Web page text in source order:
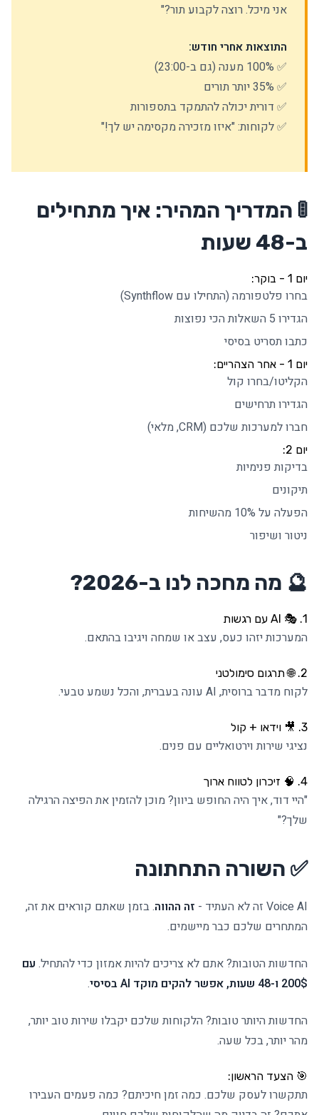
אני מיכל. רוצה לקבוע תור?"
התוצאות אחרי חודש:
✅ 100% מענה (גם ב-23:00)
✅ 35% יותר תורים
✅ דורית יכולה להתמקד בתספורות
✅ לקוחות: "איזו מזכירה מקסימה יש לך!"
🚦 המדריך המהיר: איך מתחילים
ב-48 שעות
יום 1 - בוקר:
בחרו פלטפורמה (התחילו עם Synthflow)
הגדירו 5 השאלות הכי נפוצות
כתבו תסריט בסיסי
יום 1 - אחר הצהריים:
הקליטו/בחרו קול
הגדירו תרחישים
חברו למערכות שלכם (CRM, מלאי)
יום 2:
בדיקות פנימיות
תיקונים
הפעלה על 10% מהשיחות
ניטור ושיפור
🔮 מה מחכה לנו ב-2026?
1. 🎭 AI עם רגשות
המערכות יזהו כעס, עצב או שמחה ויגיבו בהתאם.
2. 🌐 תרגום סימולטני
לקוח מדבר ברוסית, AI עונה בעברית, והכל נשמע טבעי.
3. 🎥 וידאו + קול
נציגי שירות וירטואליים עם פנים.
4. 🧠 זיכרון לטווח ארוך
"היי דוד, איך היה החופש ביוון? מוכן להזמין את הפיצה הרגילה
שלך?"
✅ השורה התחתונה
Voice AI זה לא העתיד - זה ההווה. בזמן שאתם קוראים את זה,
המתחרים שלכם כבר מיישמים.
החדשות הטובות? אתם לא צריכים להיות אמזון כדי להתחיל. עם
200$ ו-48 שעות, אפשר להקים מוקד AI בסיסי
.
החדשות היותר טובות? הלקוחות שלכם יקבלו שירות טוב יותר,
מהר יותר, בכל שעה.
🎯 הצעד הראשון:
תתקשרו לעסק שלכם. כמה זמן חיכיתם? כמה פעמים העבירו